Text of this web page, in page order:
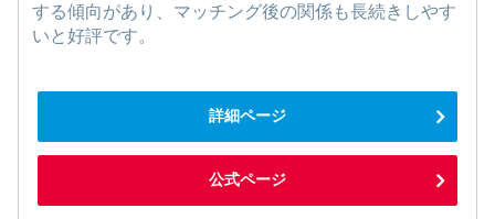
する傾向があり、マッチング後の関係も長続きしやす
いと好評です。
詳細ページ
公式ページ